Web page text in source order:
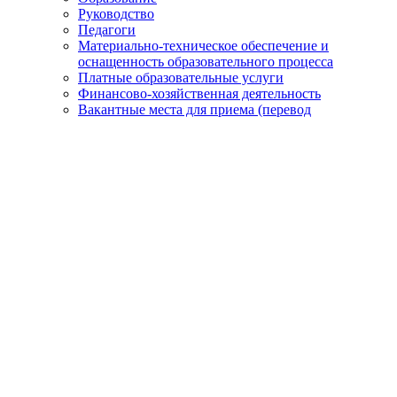
Руководство
Педагоги
Материально-техническое обеспечение и
оснащенность образовательного процесса
Платные образовательные услуги
Финансово-хозяйственная деятельность
Вакантные места для приема (перевод